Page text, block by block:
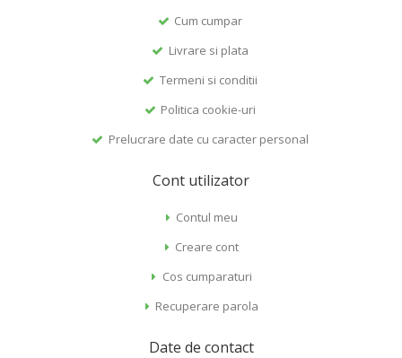
Cum cumpar
Livrare si plata
Termeni si conditii
Politica cookie-uri
Prelucrare date cu caracter personal
Cont utilizator
Contul meu
Creare cont
Cos cumparaturi
Recuperare parola
Date de contact